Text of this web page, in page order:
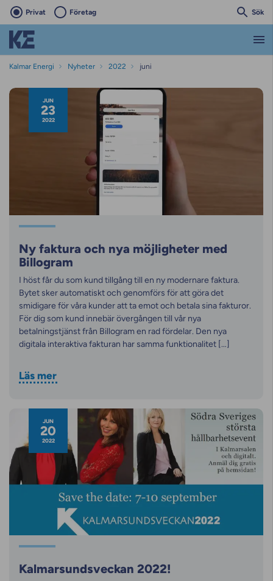
Privat Företag Sök
Kalmar Energi Nyheter 2022 juni
Nyhetsarkiv
JUN
23
2022
Ny faktura och nya möjligheter med
Billogram
I höst får du som kund tillgång till en ny modernare faktura.
Bytet sker automatiskt och genomförs för att göra det
smidigare för våra kunder att ta emot och betala sina fakturor.
För dig som kund innebär övergången till vår nya
betalningstjänst från Billogram en rad fördelar. Den nya
digitala interaktiva fakturan har samma funktionalitet […]
Läs mer
JUN
20
2022
Kalmarsundsveckan 2022!